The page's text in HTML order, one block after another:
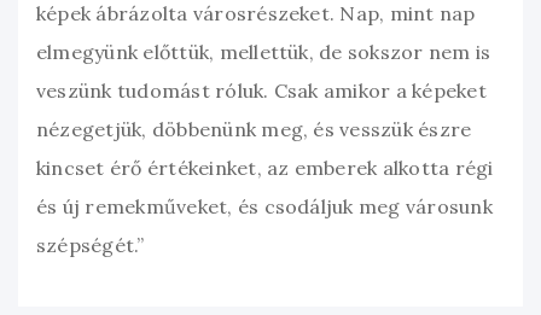
képek ábrázolta városrészeket. Nap, mint nap
elmegyünk előttük, mellettük, de sokszor nem is
veszünk tudomást róluk. Csak amikor a képeket
nézegetjük, döbbenünk meg, és vesszük észre
kincset érő értékeinket, az emberek alkotta régi
és új remekműveket, és csodáljuk meg városunk
szépségét.”